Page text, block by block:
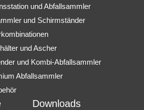
und Abfallsammler
und Schirmständer
und Ascher
und Kombi-Abfallsammler
Abfallsammler
Downloads